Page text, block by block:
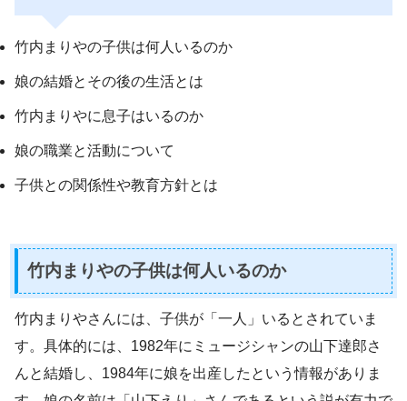
竹内まりやの子供は何人いるのか
娘の結婚とその後の生活とは
竹内まりやに息子はいるのか
娘の職業と活動について
子供との関係性や教育方針とは
竹内まりやの子供は何人いるのか
竹内まりやさんには、子供が「一人」いるとされていま
す。具体的には、1982年にミュージシャンの山下達郎さ
んと結婚し、1984年に娘を出産したという情報がありま